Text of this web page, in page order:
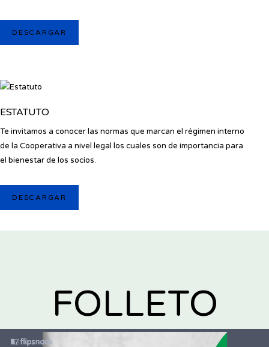
DESCARGAR
ESTATUTO
Te invitamos a conocer las normas que marcan el régimen interno
de la Cooperativa a nivel legal los cuales son de importancia para
el bienestar de los socios.
DESCARGAR
FOLLETO